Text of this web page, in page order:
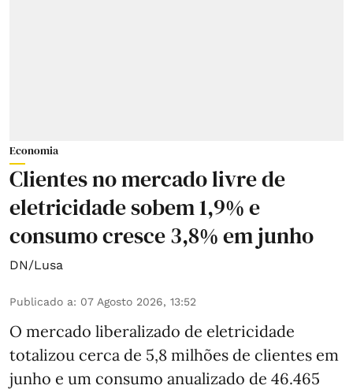
Economia
Clientes no mercado livre de
eletricidade sobem 1,9% e
consumo cresce 3,8% em junho
DN/Lusa
Publicado a: 07 Agosto 2026, 13:52
O mercado liberalizado de eletricidade
totalizou cerca de 5,8 milhões de clientes em
junho e um consumo anualizado de 46.465